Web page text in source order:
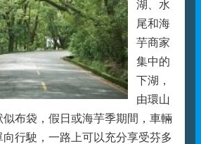
湖、水
尾和海
芋商家
集中的
下湖，
由環山
布袋，假日或海芋季期間，車輛
向行駛，一路上可以充分享受芬多